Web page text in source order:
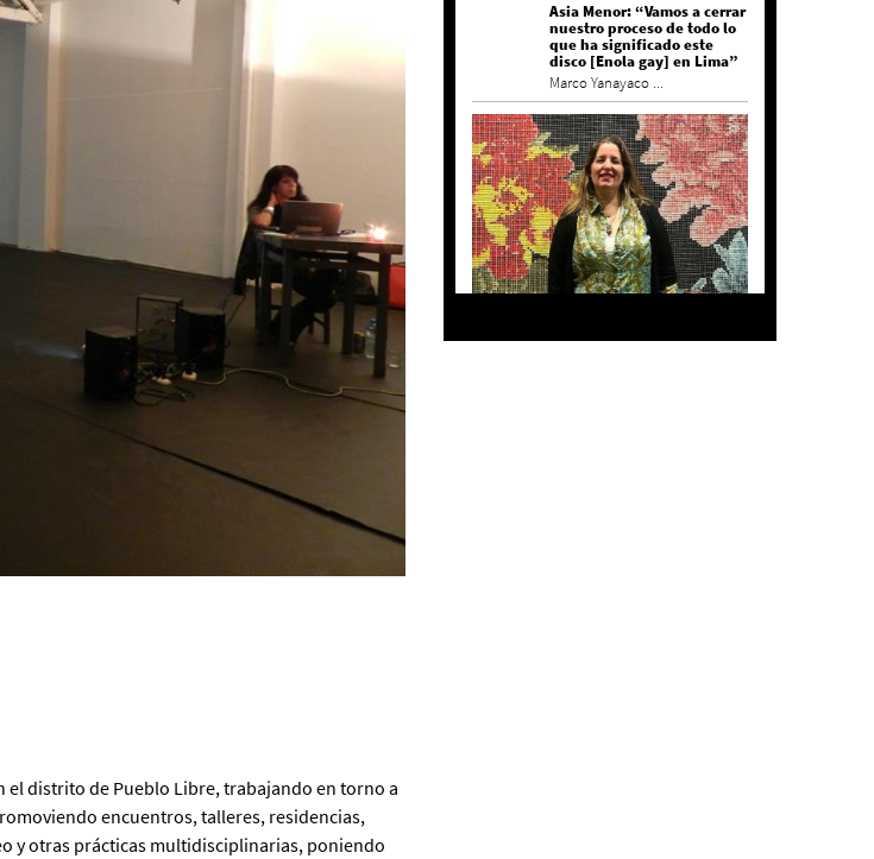
el distrito de Pueblo Libre, trabajando en torno a
encuentros, talleres, residencias,
y otras prácticas multidisciplinarias, poniendo
Asia Menor: “Vamos a cerrar
nuestro proceso de todo lo
que ha significado este
disco [Enola gay] en Lima”
Marco Yanayaco ...
país es Milei”